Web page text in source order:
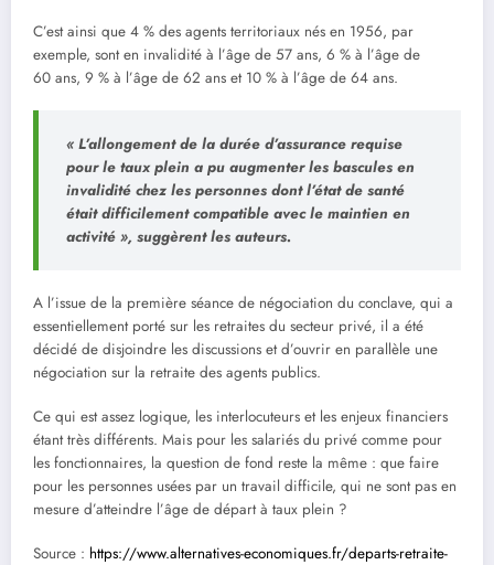
C’est ainsi que 4 % des agents territoriaux nés en 1956, par
exemple, sont en invalidité à l’âge de 57 ans, 6 % à l’âge de
60 ans, 9 % à l’âge de 62 ans et 10 % à l’âge de 64 ans.
« L’allongement de la durée d’assurance requise
pour le taux plein a pu augmenter les bascules en
invalidité chez les personnes dont l’état de santé
était difficilement compatible avec le maintien en
activité », suggèrent les auteurs.
A l’issue de la première séance de négociation du conclave, qui a
essentiellement porté sur les retraites du secteur privé, il a été
décidé de disjoindre les discussions et d’ouvrir en parallèle une
négociation sur la retraite des agents publics.
Ce qui est assez logique, les interlocuteurs et les enjeux financiers
étant très différents. Mais pour les salariés du privé comme pour
les fonctionnaires, la question de fond reste la même : que faire
pour les personnes usées par un travail difficile, qui ne sont pas en
mesure d’atteindre l’âge de départ à taux plein ?
Source : https://www.alternatives-economiques.fr/departs-retraite-